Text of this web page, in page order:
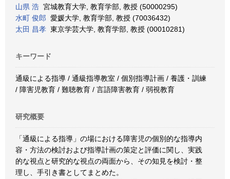
山県 浩 宮城教育大学, 教育学部, 教授 (50000295)
水町 俊郎 愛媛大学, 教育学部, 教授 (70036432)
太田 昌孝 東京学芸大学, 教育学部, 教授 (00010281)
キーワード
通級による指導 / 通級指導教室 / 個別指導計画 / 養護・訓練
/ 障害児教育 / 難聴教育 / 言語障害教育 / 弱視教育
研究概要
「通級による指導」の場における障害児の個別的な指導内
容・方法の検討および指導計画の策定と評価に関し、実践
的な視点と研究的な視点の両面から、その知見を検討・整
理し、手引き書としてまとめた。